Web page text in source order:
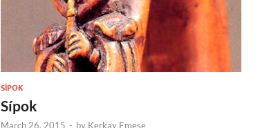
SÍPOK
Sípok
March 26, 2015 - by Kerkay Emese